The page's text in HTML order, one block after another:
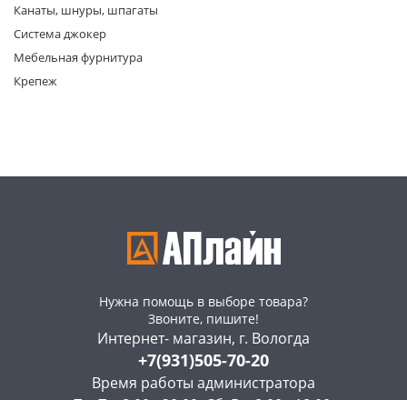
Канаты, шнуры, шпагаты
Система джокер
Мебельная фурнитура
Крепеж
Нужна помощь в выборе товара?
Звоните, пишите!
Интернет- магазин, г. Вологда
+7(931)505-70-20
Время работы администратора